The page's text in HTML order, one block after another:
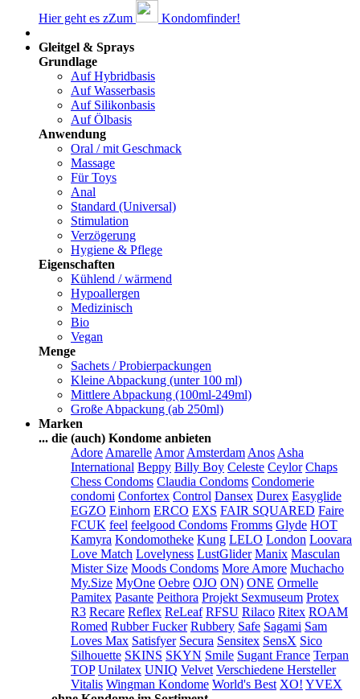
Hier geht es zZum
Kondomfinder!
Gleitgel & Sprays
Grundlage
Auf Hybridbasis
Auf Wasserbasis
Auf Silikonbasis
Auf Ölbasis
Anwendung
Oral / mit Geschmack
Massage
Für Toys
Anal
Standard (Universal)
Stimulation
Verzögerung
Hygiene & Pflege
Eigenschaften
Kühlend / wärmend
Hypoallergen
Medizinisch
Bio
Vegan
Menge
Sachets / Probierpackungen
Kleine Abpackung (unter 100 ml)
Mittlere Abpackung (100ml-249ml)
Große Abpackung (ab 250ml)
Marken
... die (auch) Kondome anbieten
Adore Amarelle Amor Amsterdam Anos Asha
International Beppy Billy Boy Celeste Ceylor Chaps
Chess Condoms Claudia Condoms Condomerie
condomi Confortex Control Dansex Durex Easyglide
EGZO Einhorn ERCO EXS FAIR SQUARED Faire
FCUK feel feelgood Condoms Fromms Glyde HOT
Kamyra Kondomotheke Kung LELO London Loovara
Love Match Lovelyness LustGlider Manix Masculan
Mister Size Moods Condoms More Amore Muchacho
My.Size MyOne Oebre OJO ON) ONE Ormelle
Pamitex Pasante Peithora Projekt Sexmuseum Protex
R3 Recare Reflex ReLeaf RFSU Rilaco Ritex ROAM
Romed Rubber Fucker Rubbery Safe Sagami Sam
Loves Max Satisfyer Secura Sensitex SensX Sico
Silhouette SKINS SKYN Smile Sugant France Terpan
TOP Unilatex UNIQ Velvet Verschiedene Hersteller
Vitalis Wingman Kondome World's Best XO! YVEX